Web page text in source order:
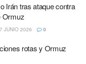
Irán tras ataque contra
Ormuz
JUNIO 2026 0
rotas y Ormuz